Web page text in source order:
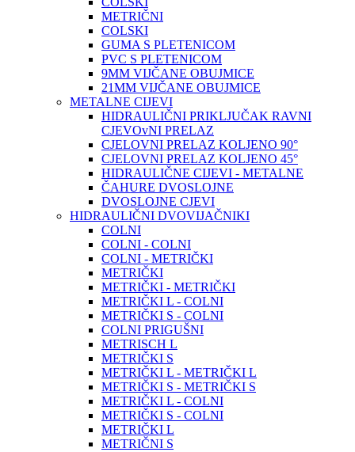
METRIČNI
COLSKI
GUMA S PLETENICOM
PVC S PLETENICOM
9MM VIJČANE OBUJMICE
21MM VIJČANE OBUJMICE
METALNE CIJEVI
HIDRAULIČNI PRIKLJUČAK RAVNI
CJEVOvNI PRELAZ
CJELOVNI PRELAZ KOLJENO 90°
CJELOVNI PRELAZ KOLJENO 45°
HIDRAULIČNE CIJEVI - METALNE
ČAHURE DVOSLOJNE
DVOSLOJNE CJEVI
HIDRAULIČNI DVOVIJAČNIKI
COLNI
COLNI - COLNI
COLNI - METRIČKI
METRIČKI
METRIČKI - METRIČKI
METRIČKI L - COLNI
METRIČKI S - COLNI
COLNI PRIGUŠNI
METRISCH L
METRIČKI S
METRIČKI L - METRIČKI L
METRIČKI S - METRIČKI S
METRIČKI L - COLNI
METRIČKI S - COLNI
METRIČKI L
METRIČNI S